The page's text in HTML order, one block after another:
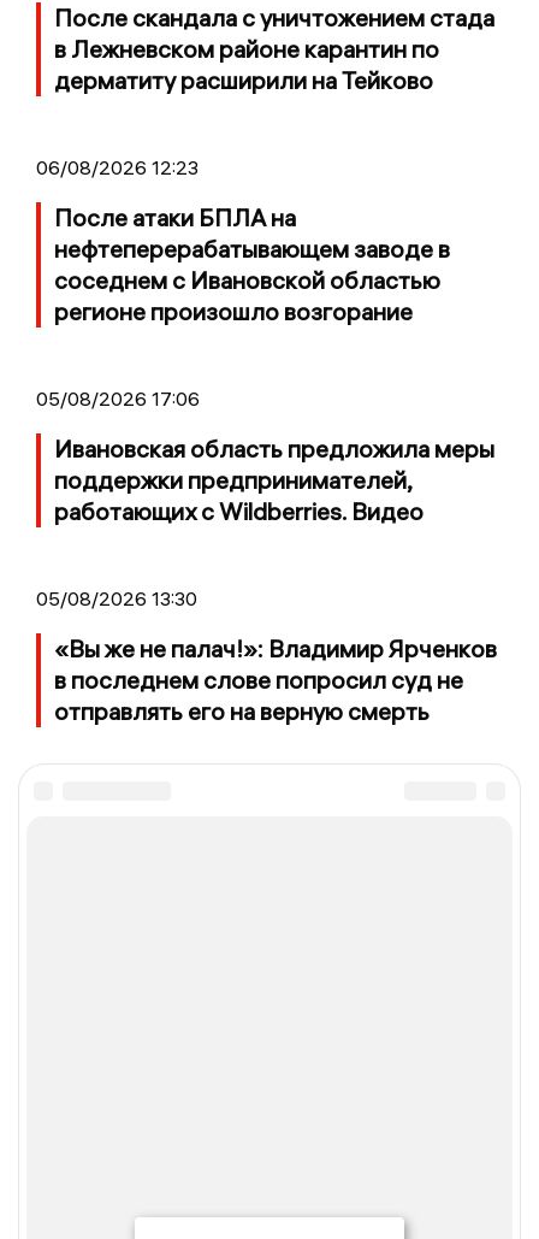
После скандала с уничтожением стада
в Лежневском районе карантин по
дерматиту расширили на Тейково
06/08/2026 12:23
После атаки БПЛА на
нефтеперерабатывающем заводе в
соседнем с Ивановской областью
регионе произошло возгорание
05/08/2026 17:06
Ивановская область предложила меры
поддержки предпринимателей,
работающих с Wildberries. Видео
05/08/2026 13:30
«Вы же не палач!»: Владимир Ярченков
в последнем слове попросил суд не
отправлять его на верную смерть